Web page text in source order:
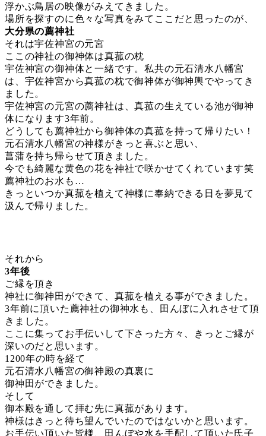
浮かぶ鳥居の映像がみえてきました。
場所を探すのに色々な写真をみてここだと思ったのが、
大分県の薦神社
それは宇佐神宮の元宮
ここの神社の御神体は真菰の枕
宇佐神宮の御神体と一緒です。私共の元石清水八幡宮
は、宇佐神宮から真菰の枕で御神体が御神輿でやってき
ました。
宇佐神宮の元宮の薦神社は、真菰の生えている池が御神
体になります3年前。
どうしても薦神社から御神体の真菰を持って帰りたい！
元石清水八幡宮の神様がきっと喜ぶと思い、
菖蒲を持ち帰らせて頂きました。
今でも綺麗な黄色の花を神社で咲かせてくれています笑
薦神社のお水も…
きっといつか真菰を植えて神様に奉納できる日を夢見て
汲んで帰りました。
それから
3年後
ご縁を頂き
神社に御神田ができて、真菰を植える事ができました。
3年前に頂いた薦神社の御神水も、田んぼに入れさせて頂
きました。
ここに集ってお手伝いして下さった方々、きっとご縁が
深いのだと思います。
1200年の時を経て
元石清水八幡宮の御神殿の真裏に
御神田ができました。
そして
御本殿を通して拝む先に真菰があります。
神様はきっと待ち望んでいたのではないかと思います。
お手伝い頂いた皆様、田んぼや水を手配して頂いた氏子